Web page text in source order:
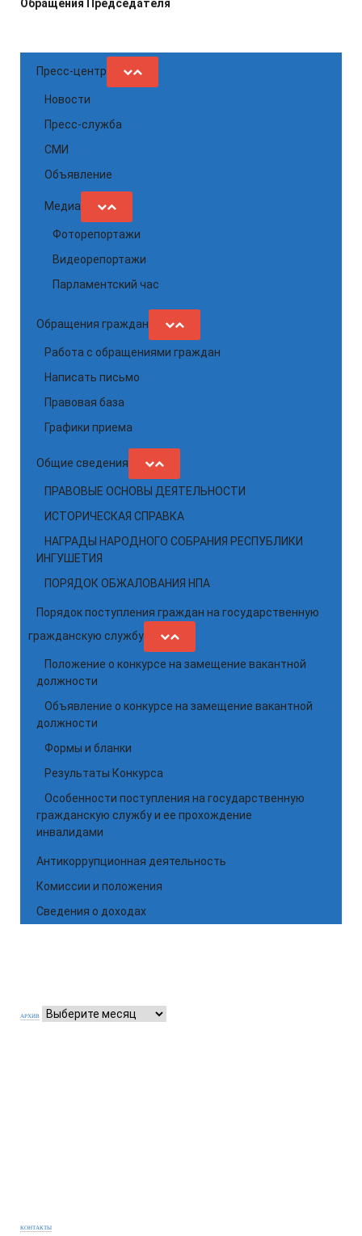
Обращения Председателя
Пресс-центр
Новости
Пресс-служба
СМИ
Объявление
Медиа
Фоторепортажи
Видеорепортажи
Парламентский час
Обращения граждан
Работа с обращениями граждан
Написать письмо
Правовая база
Графики приема
Общие сведения
ПРАВОВЫЕ ОСНОВЫ ДЕЯТЕЛЬНОСТИ
ИСТОРИЧЕСКАЯ СПРАВКА
НАГРАДЫ НАРОДНОГО СОБРАНИЯ РЕСПУБЛИКИ
ИНГУШЕТИЯ
ПОРЯДОК ОБЖАЛОВАНИЯ НПА
Порядок поступления граждан на государственную
гражданскую службу
Положение о конкурсе на замещение вакантной
должности
Объявление о конкурсе на замещение вакантной
должности
Формы и бланки
Результаты Конкурса
Особенности поступления на государственную
гражданскую службу и ее прохождение
инвалидами
Антикоррупционная деятельность
Комиссии и положения
Сведения о доходах
АРХИВ
КОНТАКТЫ